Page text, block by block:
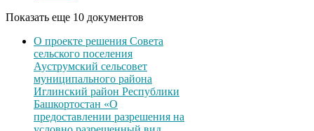
Показать еще 10 документов
О проекте решения Совета
сельского поселения
Ауструмский сельсовет
муниципального района
Иглинский район Республики
Башкортостан «О
предоставлении разрешения на